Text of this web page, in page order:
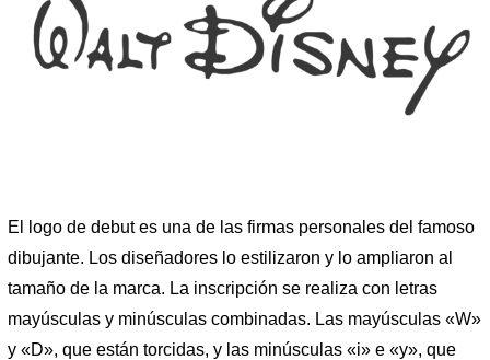
El logo de debut es una de las firmas personales del famoso
dibujante. Los diseñadores lo estilizaron y lo ampliaron al
tamaño de la marca. La inscripción se realiza con letras
mayúsculas y minúsculas combinadas. Las mayúsculas «W»
y «D», que están torcidas, y las minúsculas «i» e «y», que